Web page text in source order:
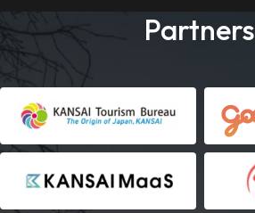
Partners